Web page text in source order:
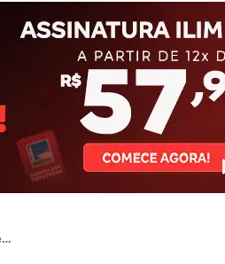
Concurso Prefeitura de Areia de Baraúnas-PB: mais de 60 vagas para todos os níveis